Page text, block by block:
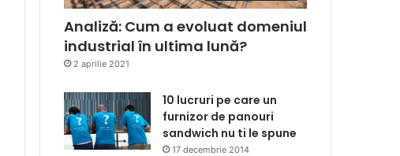
Analiză: Cum a evoluat domeniul
industrial în ultima lună?
2 aprilie 2021
10 lucruri pe care un
furnizor de panouri
sandwich nu ti le spune
17 decembrie 2014